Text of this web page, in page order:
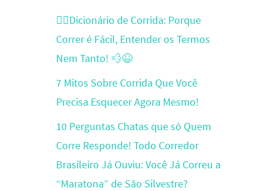
🏃‍♂️Dicionário de Corrida: Porque
Correr é Fácil, Entender os Termos
Nem Tanto! 💨😆
7 Mitos Sobre Corrida Que Você
Precisa Esquecer Agora Mesmo!
10 Perguntas Chatas que só Quem
Corre Responde! Todo Corredor
Brasileiro Já Ouviu: Você Já Correu a
“Maratona” de São Silvestre?